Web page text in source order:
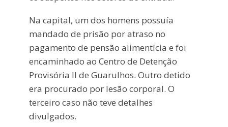
Na capital, um dos homens possuía
mandado de prisão por atraso no
pagamento de pensão alimentícia e foi
encaminhado ao Centro de Detenção
Provisória II de Guarulhos. Outro detido
era procurado por lesão corporal. O
terceiro caso não teve detalhes
divulgados.